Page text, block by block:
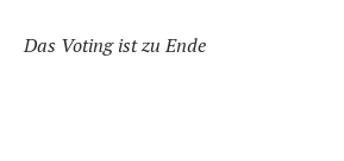
Das Voting ist zu Ende